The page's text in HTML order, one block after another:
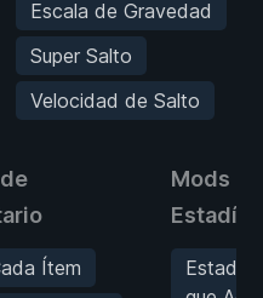
Escala de Gravedad
Super Salto
Velocidad de Salto
Ítem
Mods de